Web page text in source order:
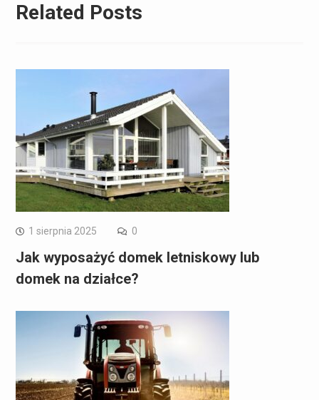
Related Posts
1 sierpnia 2025 0
Jak wyposażyć domek letniskowy lub
domek na działce?